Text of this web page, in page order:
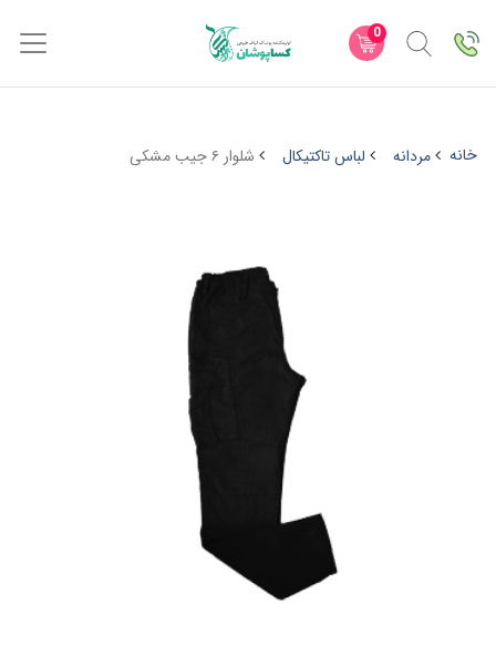
0
خانه مردانه لباس تاکتیکال شلوار ۶ جیب مشکی